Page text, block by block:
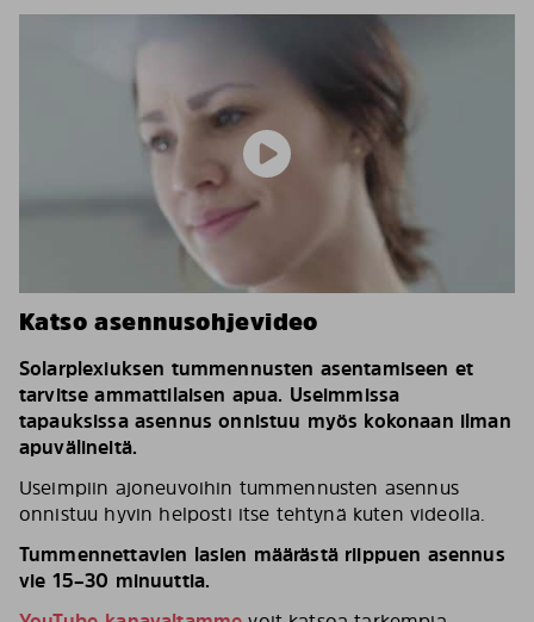
Katso asennusohjevideo
Solarplexiuksen tummennusten asentamiseen et
tarvitse ammattilaisen apua. Useimmissa
tapauksissa asennus onnistuu myös kokonaan ilman
apuvälineitä.
Useimpiin ajoneuvoihin tummennusten asennus
onnistuu hyvin helposti itse tehtynä kuten videolla.
Tummennettavien lasien määrästä riippuen asennus
vie 15–30 minuuttia.